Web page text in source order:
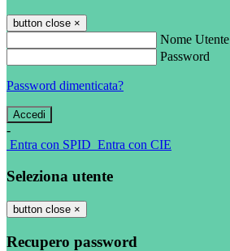
button close ×
Nome Utente
Password
Password dimenticata?
-
Entra con SPID Entra con CIE
Seleziona utente
button close ×
Recupero password